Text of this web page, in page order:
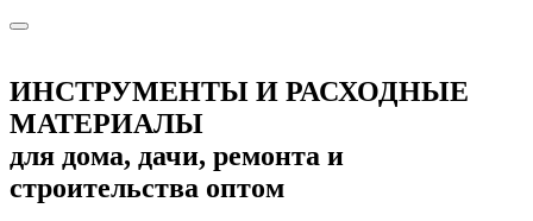
ИНСТРУМЕНТЫ И РАСХОДНЫЕ
МАТЕРИАЛЫ
для дома, дачи, ремонта и
строительства оптом